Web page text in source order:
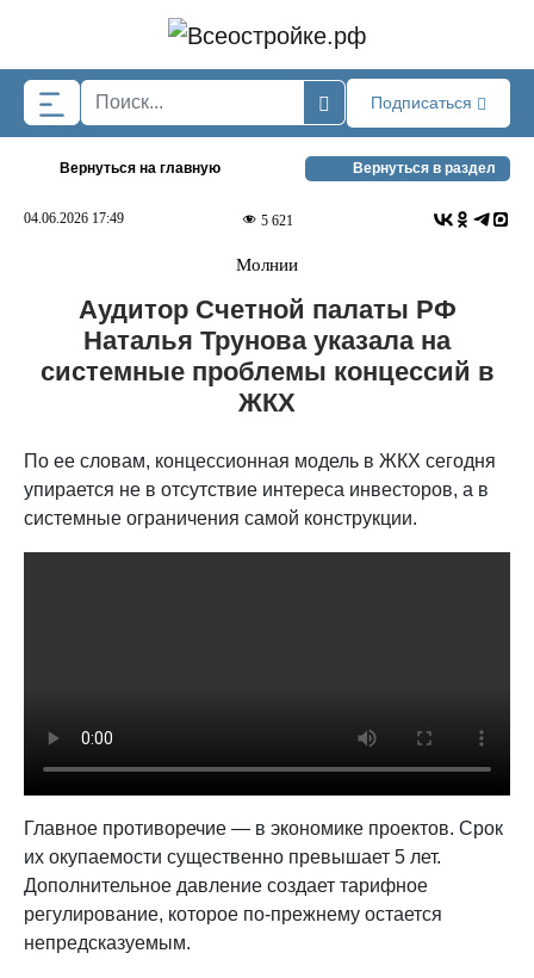
Подписаться
Вернуться на главную Вернуться в раздел
04.06.2026 17:49 5 621
Молнии
Аудитор Счетной палаты РФ
Наталья Трунова указала на
системные проблемы концессий в
ЖКХ
По ее словам, концессионная модель в ЖКХ сегодня
упирается не в отсутствие интереса инвесторов, а в
системные ограничения самой конструкции.
Главное противоречие — в экономике проектов. Срок
их окупаемости существенно превышает 5 лет.
Дополнительное давление создает тарифное
регулирование, которое по-прежнему остается
непредсказуемым.